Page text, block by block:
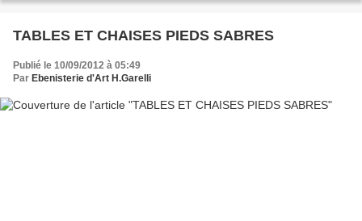
TABLES ET CHAISES PIEDS SABRES
Publié le 10/09/2012 à 05:49
Par Ebenisterie d'Art H.Garelli